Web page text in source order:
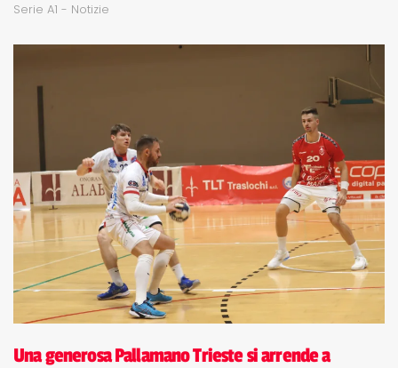
Serie A1 - Notizie
Una generosa Pallamano Trieste si arrende a